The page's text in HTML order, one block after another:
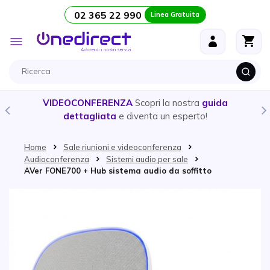
Salta al contenuto 02 365 22 990 Linea Gratuita
Toggle
Nav
VIDEOCONFERENZA Scopri la nostra guida
dettagliata e diventa un esperto!
Home
Sale riunioni e videoconferenza
Audioconferenza
Sistemi audio per sale
AVer FONE700 + Hub sistema audio da soffitto